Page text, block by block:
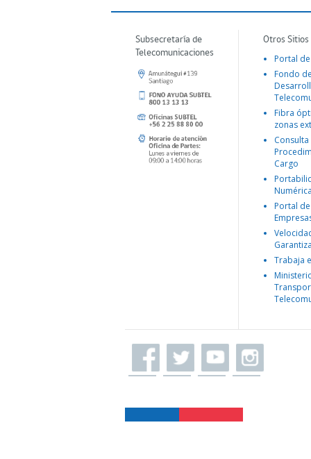
Subsecretaría de
Telecomunicaciones
Otros
Portal
Fondo
Fibra
zonas
Consulta
Cargo
Portal
Trabaja